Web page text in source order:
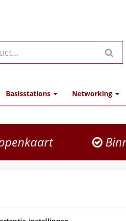
Basisstations Networking
Jabra
1 year